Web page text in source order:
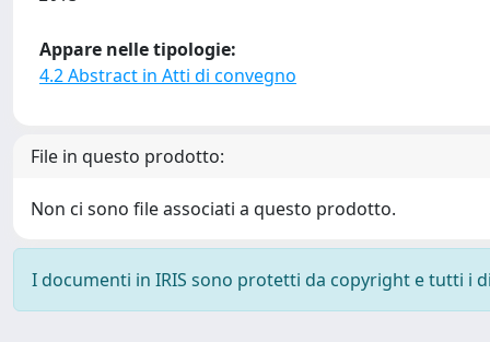
Appare nelle tipologie:
4.2 Abstract in Atti di convegno
File in questo prodotto:
Non ci sono file associati a questo prodotto.
I documenti in IRIS sono protetti da copyright e tutti i